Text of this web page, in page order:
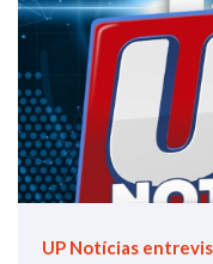
UP Notícias